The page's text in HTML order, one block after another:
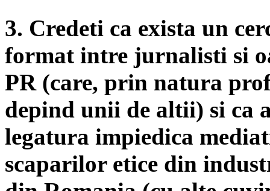
3. Credeti ca exista un
format intre jurnalisti si
PR (care, prin natura
depind unii de altii) si ca
legatura impiedica
scaparilor etice din